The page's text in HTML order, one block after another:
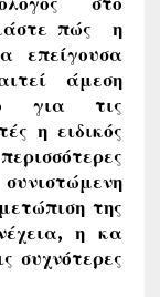
πώς η
επείγουσα
άμεση
για τις
η ειδικός
της
η κα
συχνότερες